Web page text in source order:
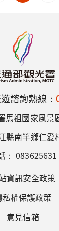
諮詢熱線：
馬祖國家風景
縣南竿鄉仁愛
： 083625631
資訊安全政策
私權保護政策
意見信箱